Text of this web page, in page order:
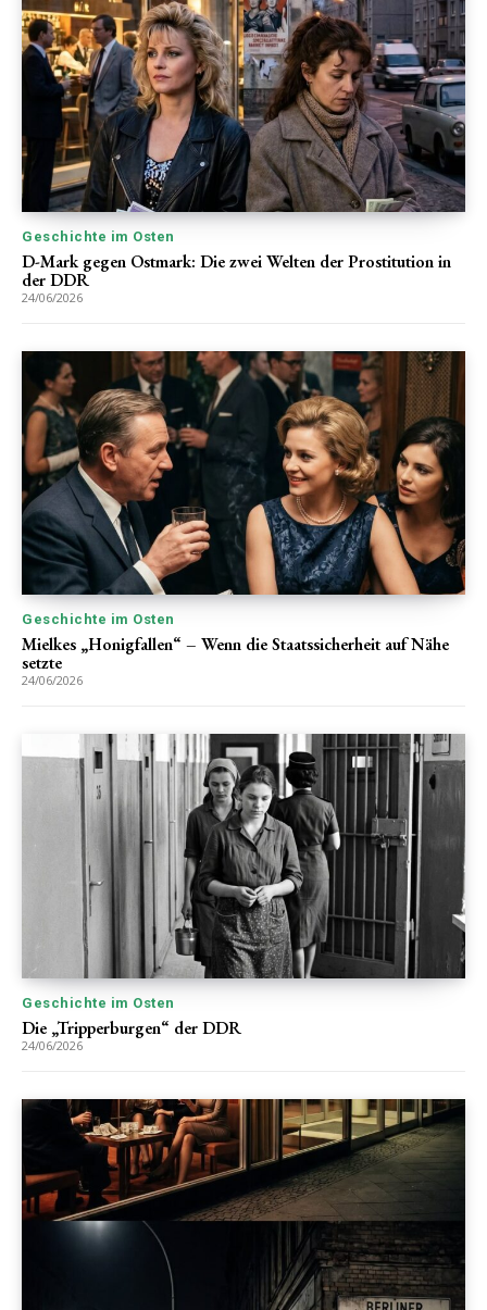
Geschichte im Osten
D-Mark gegen Ostmark: Die zwei Welten der Prostitution in
der DDR
24/06/2026
Geschichte im Osten
Mielkes „Honigfallen“ – Wenn die Staatssicherheit auf Nähe
setzte
24/06/2026
Geschichte im Osten
Die „Tripperburgen“ der DDR
24/06/2026